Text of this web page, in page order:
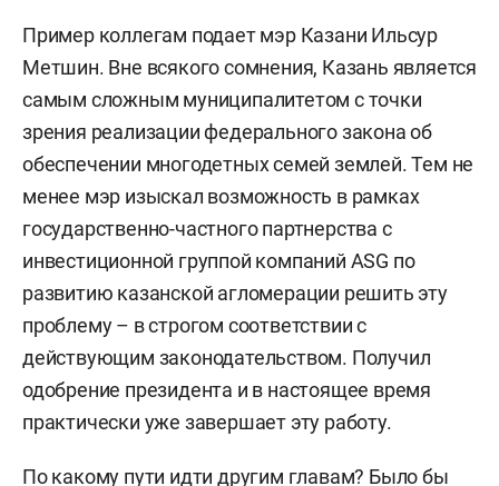
Пример коллегам подает мэр Казани Ильсур
Метшин. Вне всякого сомнения, Казань является
самым сложным муниципалитетом с точки
зрения реализации федерального закона об
обеспечении многодетных семей землей. Тем не
менее мэр изыскал возможность в рамках
государственно-частного партнерства с
инвестиционной группой компаний ASG по
развитию казанской агломерации решить эту
проблему – в строгом соответствии с
действующим законодательством. Получил
одобрение президента и в настоящее время
практически уже завершает эту работу.
По какому пути идти другим главам? Было бы